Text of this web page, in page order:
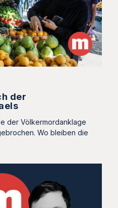
der
der Völkermordanklage
Wo bleiben die